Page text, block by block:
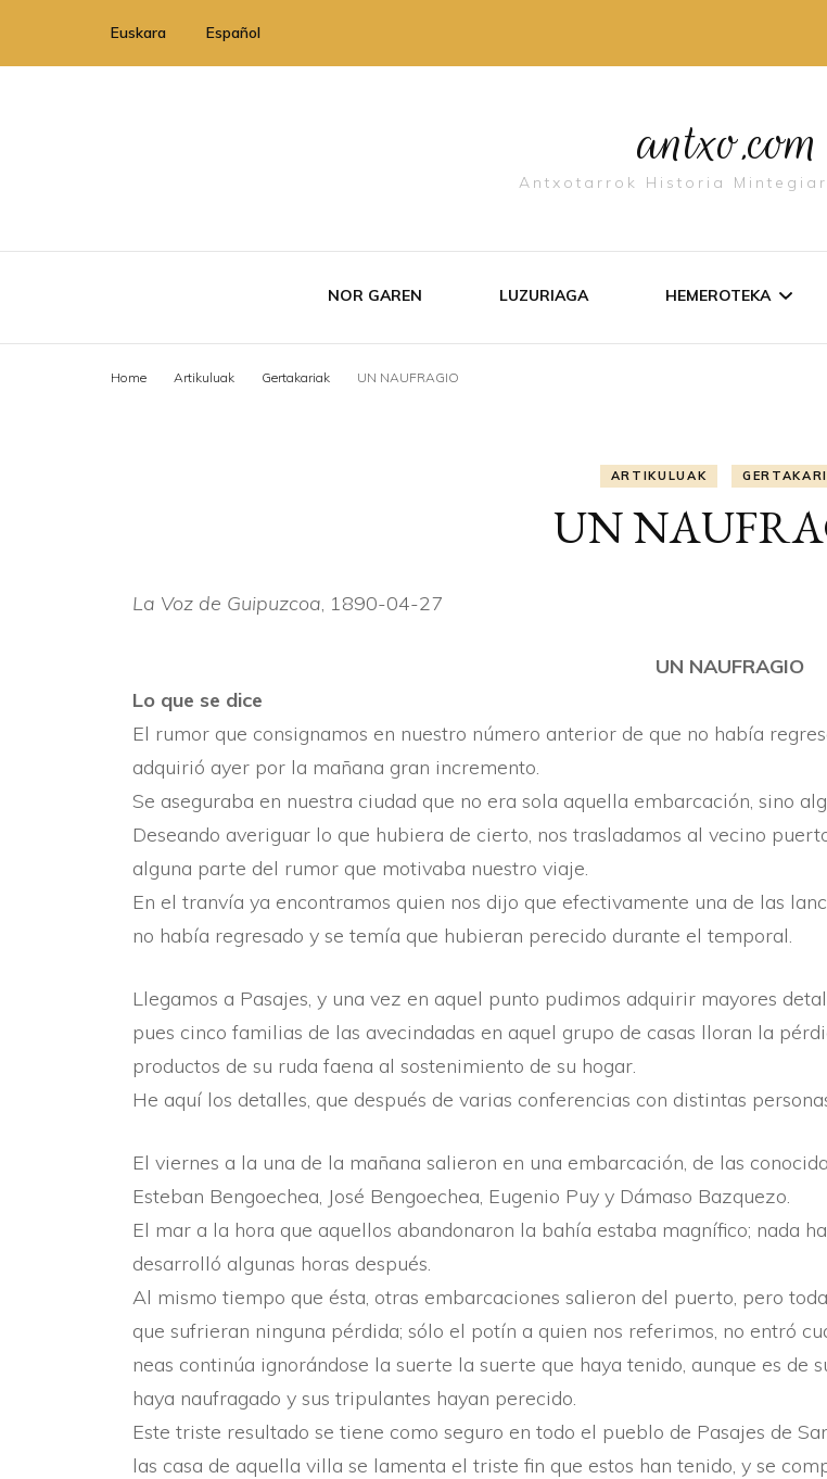
Euskara Español
antxo.com
Antxotarrok Historia
NOR GAREN LUZURIAGA HEMEROTEKA
ARTIKULUAK
Home Artikuluak Gertakariak UN NAUFRAGIO
ARTIKULUAK
UN
La Voz de Guipuzcoa, 1890-04-27
UN NAUFRAGIO
Lo que se dice
El rumor que consignamos en nuestro número anterior de que no habí­a
adquirió ayer por la mañana gran incremento.
Se aseguraba en nuestra ciudad que no era sola aquella embarcación, sino
Deseando averiguar lo que hubiera de cierto, nos trasladamos al vecino
alguna parte del rumor que motivaba nuestro viaje.
En el tranví­a ya encontramos quien nos dijo que efectivamente una de las
no habí­a regresado y se temí­a que hubieran perecido durante el temporal.
Llegamos a Pasajes, y una vez en aquel punto pudimos adquirir mayores
pues cinco familias de las avecindadas en aquel grupo de casas lloran la
productos de su ruda faena al sostenimiento de su hogar.
He aquí­ los detalles, que después de varias conferencias con distintas
El viernes a la una de la mañana salieron en una embarcación, de las
Esteban Bengoechea, José Bengoechea, Eugenio Puy y Dámaso Bazquezo.
El mar a la hora que aquellos abandonaron la bahí­a estaba magní­fico; nada
desarrolló algunas horas después.
Al mismo tiempo que ésta, otras embarcaciones salieron del puerto, pero
que sufrieran ninguna pérdida; sólo el potí­n a quien nos referimos, no entró
neas continúa ignorándose la suerte la suerte que haya tenido, aunque es
haya naufragado y sus tripulantes hayan perecido.
Este triste resultado se tiene como seguro en todo el pueblo de Pasajes de
las casa de aquella villa se lamenta el triste fin que estos han tenido, y se